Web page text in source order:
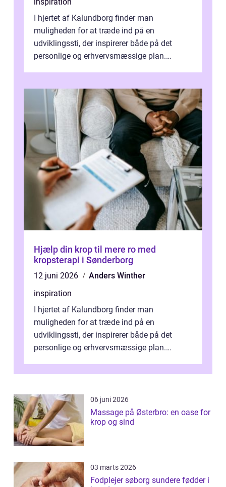
inspiration
I hjertet af Kalundborg finder man
muligheden for at træde ind på en
udviklingssti, der inspirerer både på det
personlige og erhvervsmæssige plan.
Hjælp din krop til mere ro med
kropsterapi i Sønderborg
12 juni 2026
Anders Winther
inspiration
I hjertet af Kalundborg finder man
muligheden for at træde ind på en
udviklingssti, der inspirerer både på det
personlige og erhvervsmæssige plan.
indebærer...
06 juni 2026
Massage på Østerbro: en oase for
krop og sind
03 marts 2026
Fodplejer søborg sundere fødder i